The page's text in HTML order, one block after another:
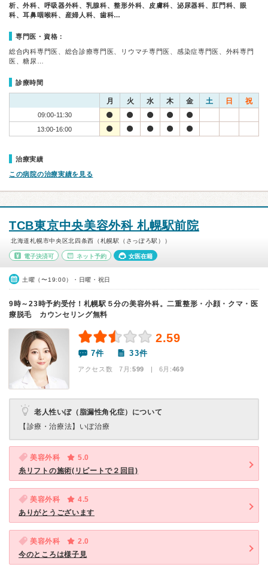
析、外科、呼吸器外科、乳腺科、整形外科、皮膚科、泌尿器科、肛門科、眼
科、耳鼻咽喉科、産婦人科、歯科…
専門医・資格：
総合内科専門医、総合診療専門医、リウマチ専門医、感染症専門医、外科専門
医、糖尿…
診療時間
月 火 水 木 金 土 日 祝
09:00-11:30
13:00-16:00
治療実績
この病院の治療実績を見る
TCB東京中央美容外科 札幌駅前院
北海道札幌市中央区北四条西（札幌駅（さっぽろ駅））
電子決済可 ネット予約 女医在籍
土曜（〜19:00）・日曜・祝日
9時～23時予約受付！札幌駅５分の美容外科。二重整形・小顔・クマ・医
療脱毛 カウンセリング無料
2.59
7件 33件
アクセス数 7月:599 | 6月:469
老人性いぼ（脂漏性角化症）について
【診療・治療法】 いぼ治療
美容外科
5.0
糸リフトの施術(リピートで２回目)
美容外科
4.5
ありがとうございます
美容外科
2.0
今のところは様子見